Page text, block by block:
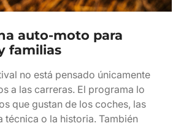
auto-moto para
familias
no está pensado únicamente
a las carreras. El programa lo
que gustan de los coches, las
técnica o la historia. También